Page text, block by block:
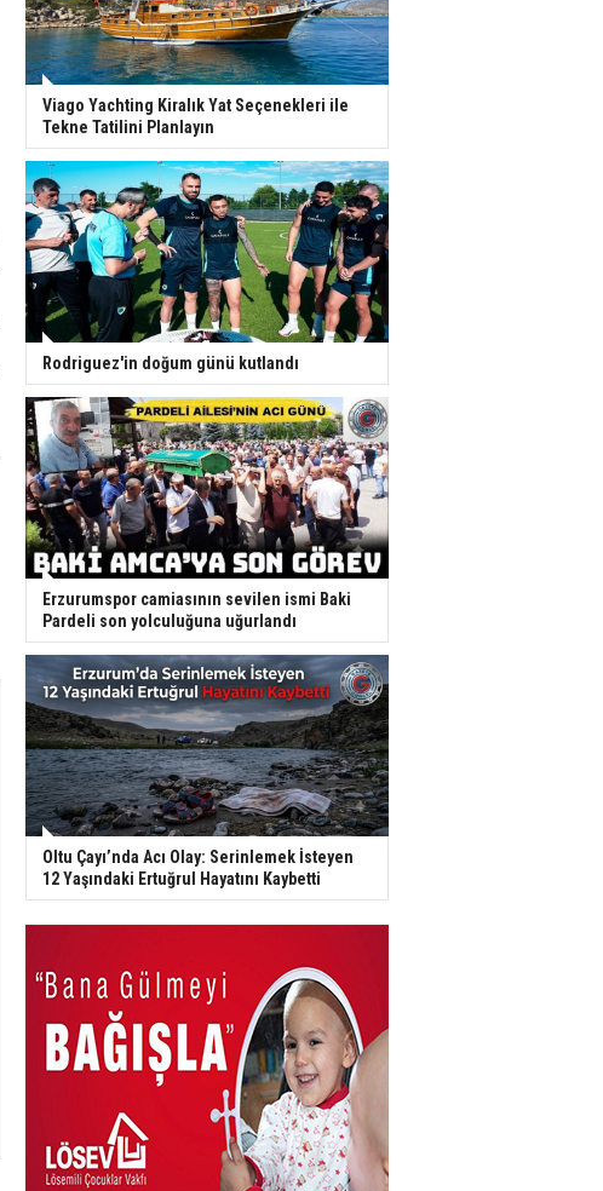
Viago Yachting Kiralık Yat Seçenekleri ile
Tekne Tatilini Planlayın
Rodriguez'in doğum günü kutlandı
Erzurumspor camiasının sevilen ismi Baki
Pardeli son yolculuğuna uğurlandı
Oltu Çayı’nda Acı Olay: Serinlemek İsteyen
12 Yaşındaki Ertuğrul Hayatını Kaybetti